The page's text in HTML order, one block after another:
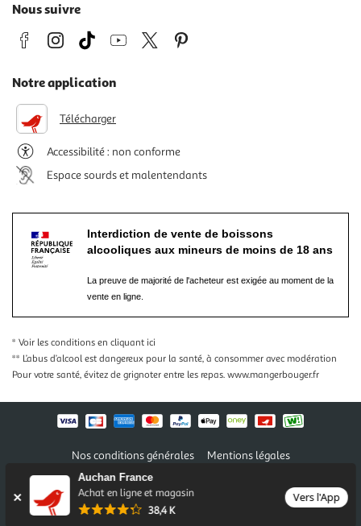
Auchan France
Achat en ligne et magasin
38,4 K
Vers l'App
Nous suivre
Notre application
Télécharger
Accessibilité : non conforme
Espace sourds et malentendants
Interdiction de vente de boissons
alcooliques aux mineurs de moins de 18 ans
La preuve de majorité de l'acheteur est exigée au moment de la
vente en ligne.
* Voir les conditions en cliquant ici
** L’abus d’alcool est dangereux pour la santé, à consommer avec modération
Pour votre santé, évitez de grignoter entre les repas. www.mangerbouger.fr
Nos conditions générales
Mentions légales
Conditions des offres et promotions
Politique de confidentialité
Informations légales marketplace